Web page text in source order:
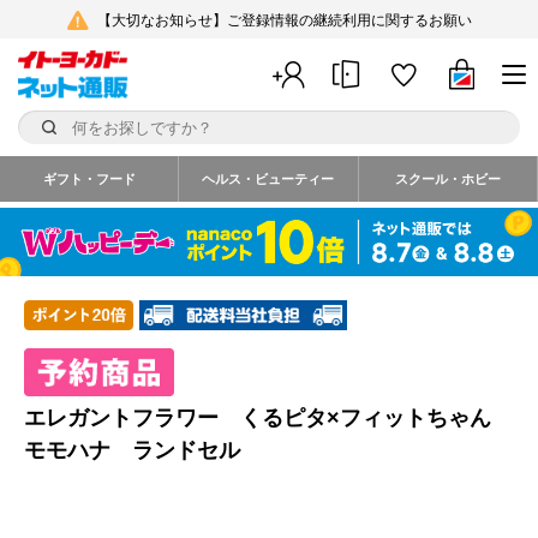
【大切なお知らせ】ご登録情報の継続利用に関するお願い
ギフト・フード ヘルス・ビューティー スクール・ホビー
エレガントフラワー くるピタ×フィットちゃん
モモハナ ランドセル